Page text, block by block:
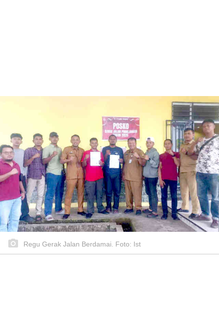
Regu Gerak Jalan Berdamai. Foto: Ist